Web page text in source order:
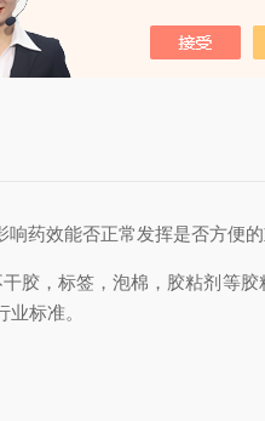
药效能否正常发挥是否方便的
胶，标签，泡棉，胶粘剂等
标准。